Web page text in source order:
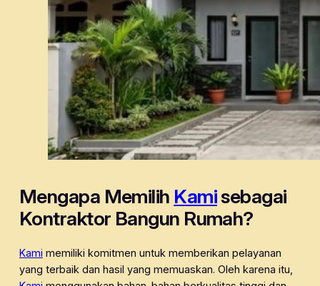
Mengapa Memilih Kamisebagai
Kontraktor Bangun Rumah?
Kami memiliki komitmen untuk memberikan pelayanan
yang terbaik dan hasil yang memuaskan. Oleh karena itu,